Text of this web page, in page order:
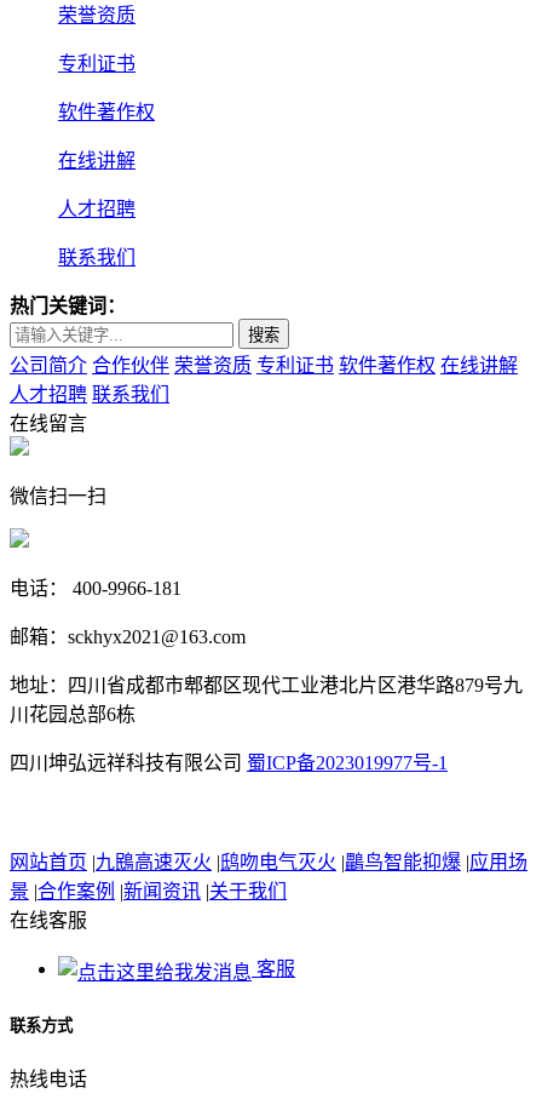
荣誉资质
专利证书
软件著作权
在线讲解
人才招聘
联系我们
热门关键词：
搜索
公司简介 合作伙伴 荣誉资质 专利证书 软件著作权 在线讲解
人才招聘 联系我们
在线留言
微信扫一扫
电话： 400-9966-181
邮箱：sckhyx2021@163.com
地址：四川省成都市郫都区现代工业港北片区港华路879号九
川花园总部6栋
四川坤弘远祥科技有限公司 蜀ICP备2023019977号-1
网站首页 |九鴖高速灭火 |鸱吻电气灭火 |鸓鸟智能抑爆 |应用场
景 |合作案例 |新闻资讯 |关于我们
在线客服
客服
联系方式
热线电话